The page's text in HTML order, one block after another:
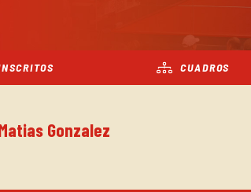
CUADROS
Gonzalez